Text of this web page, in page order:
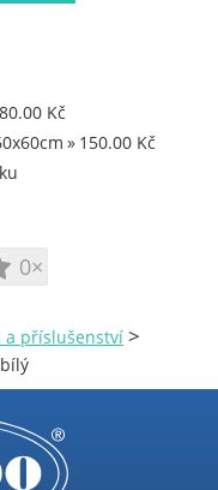
Kč
150.00 Kč
0×
a příslušenství >